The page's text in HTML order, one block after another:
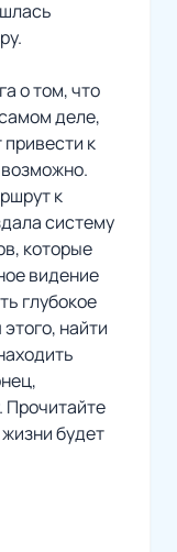
о том, что
деле,
к
к
систему
которые
видение
глубокое
найти
Прочитайте
будет